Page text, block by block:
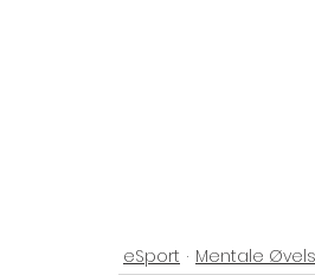
eSport Mentale